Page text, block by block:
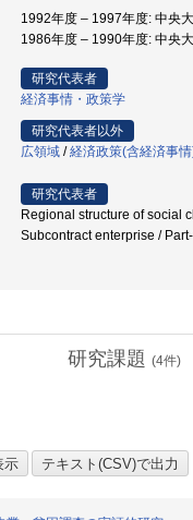
1992年度 – 1997年度: 中央
1986年度 – 1990年度: 中央
研究代表者
経済事情・政策学
研究代表者以外
広領域 /経済政策(含経済事
研究代表者
Regional structure of social
Subcontract enterprise /
研究課題 (4件)